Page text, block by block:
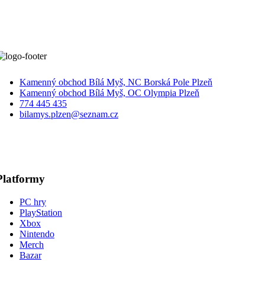
Kamenný obchod Bílá Myš, NC Borská Pole Plzeň
Kamenný obchod Bílá Myš, OC Olympia Plzeň
774 445 435
bilamys.plzen@seznam.cz
PC hry
PlayStation
Xbox
Nintendo
Merch
Bazar